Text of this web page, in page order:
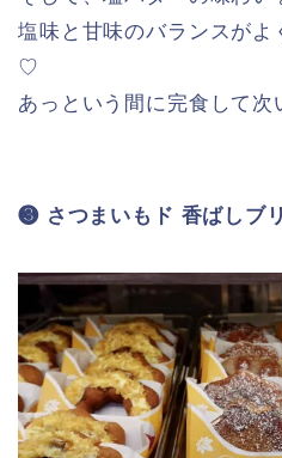
さつまいもをイメージ
食感のドーナツにシャ
クリームとザクザク食
グ